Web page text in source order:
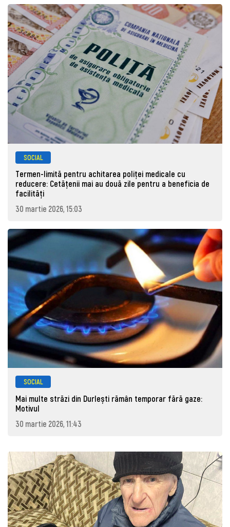
SOCIAL
Termen-limită pentru achitarea poliței medicale cu
reducere: Cetățenii mai au două zile pentru a beneficia de
facilități
30 martie 2026, 15:03
SOCIAL
Mai multe străzi din Durlești rămân temporar fără gaze:
Motivul
30 martie 2026, 11:43